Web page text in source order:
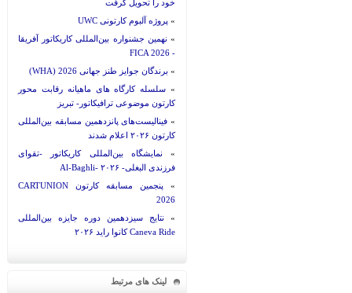
خود را تحویل گرفت
» پروژه آلبوم کارتونی UWC
» نهمین جشنواره بین‌المللی کاریکاتور آفریقا
- FICA 2026
» برندگان جوایز طنز جهانی 2026 (WHA)
» سلسله کارگاه های ماهیانه رقابت محور
کارتون موضوعی ترافیکاتور- تبریز
» فینالیست‌های پانزدهمین مسابقه بین‌المللی
کارتون ۲۰۲۶ اعلام شدند
» نمایشگاه بین‌المللی کاریکاتور -تقوای
فرزندی البغلی- Al-Baghli- ۲۰۲۶
»
پنجمین مسابقه کارتون CARTUNION
2026
» نتایج سیزدهمین دوره جایزه بین‌المللی
Caneva Ride کانوا راید ۲۰۲۶
لینک های مرتبط